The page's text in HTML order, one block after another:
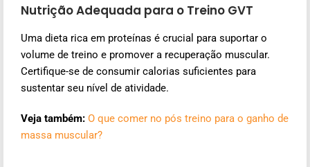
Nutrição Adequada para o Treino GVT
Uma dieta rica em proteínas é crucial para suportar o
volume de treino e promover a recuperação muscular.
Certifique-se de consumir calorias suficientes para
sustentar seu nível de atividade.
Veja também: O que comer no pós treino para o ganho de
massa muscular?